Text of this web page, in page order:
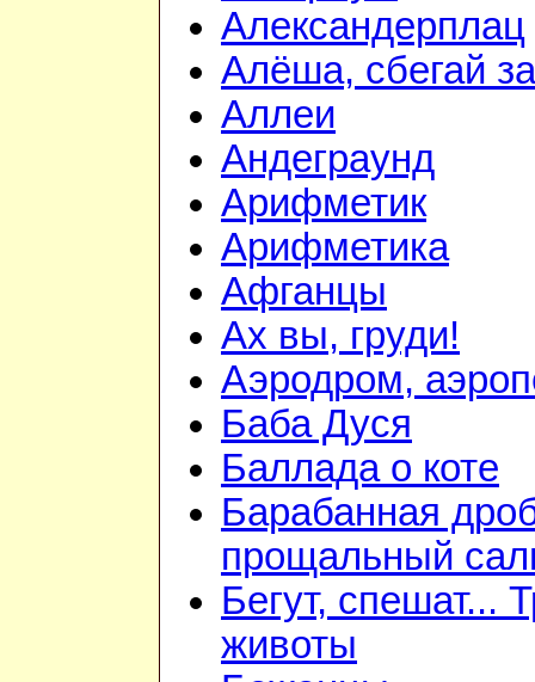
Александерплац
Алёша, сбегай
Аллеи
Андеграунд
Арифметик
Арифметика
Афганцы
Ах вы, груди!
Аэродром,
Баба Дуся
Баллада о коте
Барабанная
прощальный
Бегут, спешат...
животы